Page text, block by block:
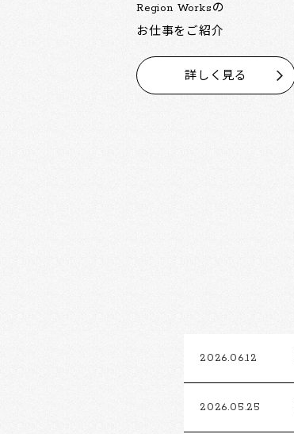
Region Worksの
お仕事をご紹介
詳しく見る
2026.06.12
2026.05.25